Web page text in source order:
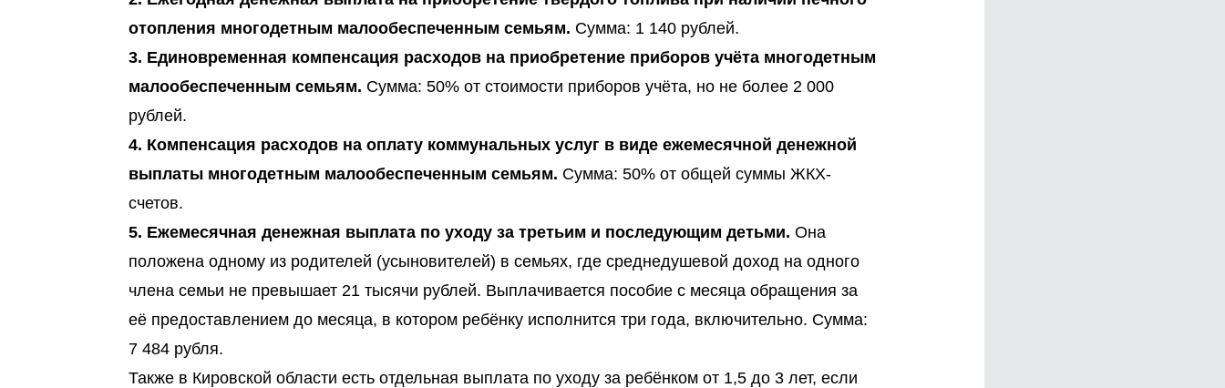
отопления многодетным малообеспеченным семьям. Сумма: 1 140 рублей.
3. Единовременная компенсация расходов на приобретение приборов учёта многодетным
малообеспеченным семьям. Сумма: 50% от стоимости приборов учёта, но не более 2 000
рублей.
4. Компенсация расходов на оплату коммунальных услуг в виде ежемесячной денежной
выплаты многодетным малообеспеченным семьям. Сумма: 50% от общей суммы ЖКХ-
счетов.
5. Ежемесячная денежная выплата по уходу за третьим и последующим детьми. Она
положена одному из родителей (усыновителей) в семьях, где среднедушевой доход на одного
члена семьи не превышает 21 тысячи рублей. Выплачивается пособие с месяца обращения за
её предоставлением до месяца, в котором ребёнку исполнится три года, включительно. Сумма:
7 484 рубля.
Также в Кировской области есть отдельная выплата по уходу за ребёнком от 1,5 до 3 лет, если